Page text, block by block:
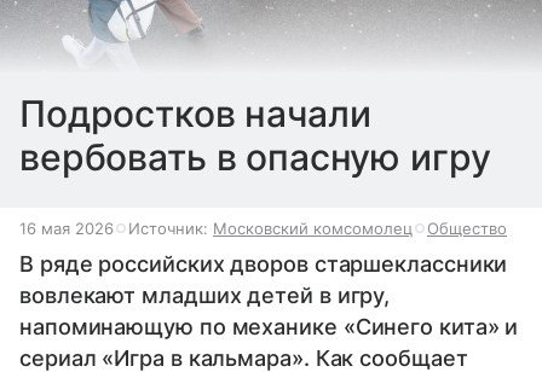
Подростков начали
вербовать в опасную игру
16 мая 2026 Источник: Московский комсомолец Общество
В ряде российских дворов старшеклассники
вовлекают младших детей в игру,
напоминающую по механике «Синего кита» и
сериал «Игра в кальмара». Как сообщает